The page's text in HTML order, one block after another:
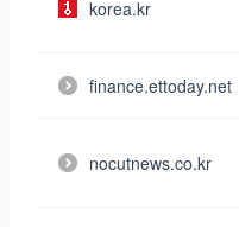
korea.kr
finance.ettoday.net
nocutnews.co.kr